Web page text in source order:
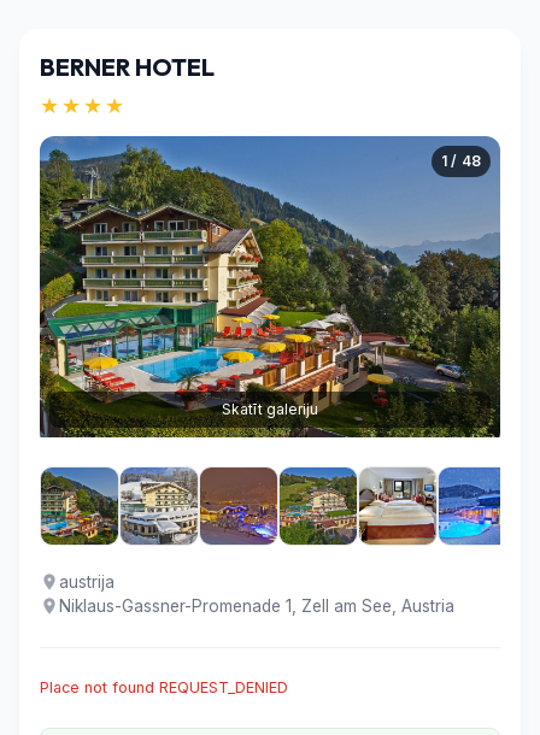
BERNER HOTEL
★★★★
1 / 48
Skatīt galeriju
austrija
Niklaus-Gassner-Promenade 1, Zell am See, Austria
Place not found REQUEST_DENIED